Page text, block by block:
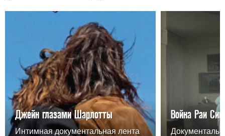
Джейн глазами Шарлотты
Интимная документальная лента
Война Раи